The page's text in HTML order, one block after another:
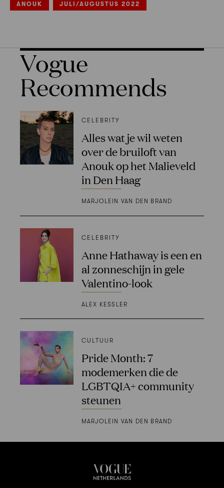
ANOUK JULI/AUGUSTUS 2022
Vogue
Recommends
CELEBRITY
Alles wat je wil weten
over de bruiloft van
Anouk op het Malieveld
in Den Haag
MARJOLEIN VAN DEN BRAND
CELEBRITY
Anne Hathaway is een en
al zonneschijn in gele
Valentino-look
ALEX KESSLER
CULTUUR
Pride Month: 7
modemerken die de
LGBTQIA+ community
steunen
MARJOLEIN VAN DEN BRAND